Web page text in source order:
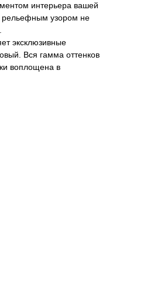
интерьера вашей
узором не
эксклюзивные
Вся гамма оттенков
воплощена в